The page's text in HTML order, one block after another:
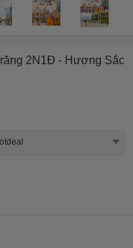
2N1Đ - Hương Sắc